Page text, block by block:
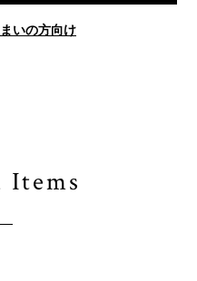
いの方向け
Items